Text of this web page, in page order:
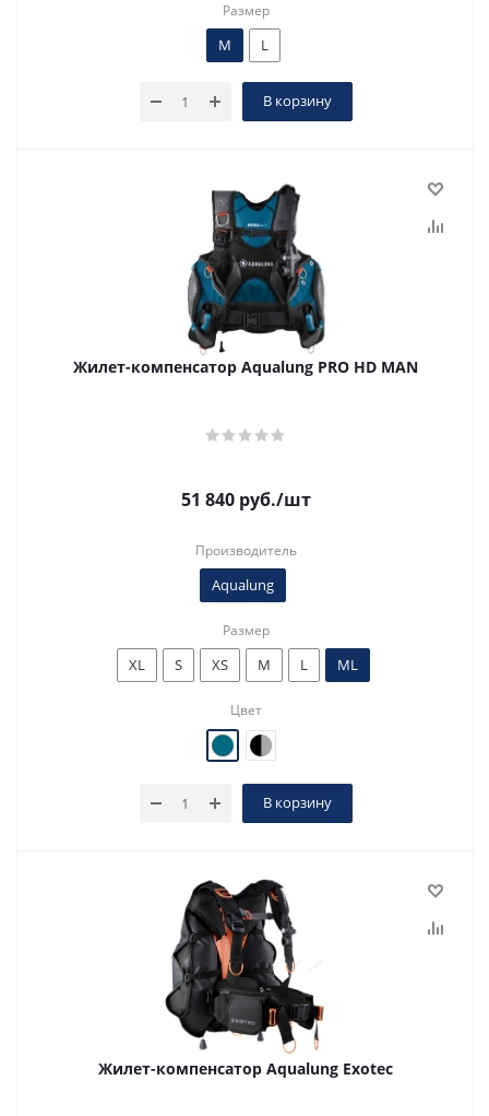
Размер
M L
В корзину
Жилет-компенсатор Aqualung PRO HD MAN
51 840руб./шт
Производитель
Aqualung
Размер
XL S XS M L ML
Цвет
В корзину
Жилет-компенсатор Aqualung Exotec